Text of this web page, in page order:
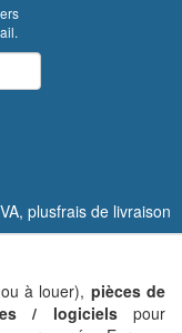
plusfrais de livraison
à louer), pièces de
/ logicielspour